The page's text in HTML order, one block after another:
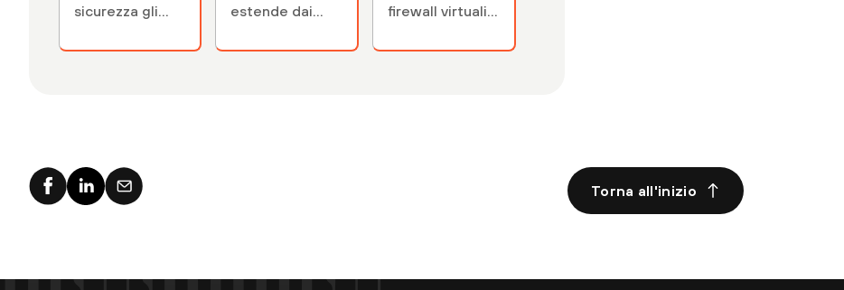
sicurezza gli
ibridi distribuiti
estende dai
privati, ai data
firewall virtuali
Palo Alto
Torna all'inizio